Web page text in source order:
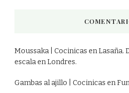
Moussaka | Cocinicas enLasaña.
escala en Londres.
Gambas al ajillo | Cocinicas en